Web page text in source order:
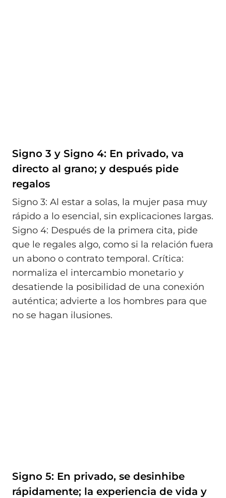
Signo 3 y Signo 4: En privado, va
directo al grano; y después pide
regalos
Signo 3: Al estar a solas, la mujer pasa muy
rápido a lo esencial, sin explicaciones largas.
Signo 4: Después de la primera cita, pide
que le regales algo, como si la relación fuera
un abono o contrato temporal. Crítica:
normaliza el intercambio monetario y
desatiende la posibilidad de una conexión
auténtica; advierte a los hombres para que
no se hagan ilusiones.
Signo 5: En privado, se desinhibe
rápidamente; la experiencia de vida y